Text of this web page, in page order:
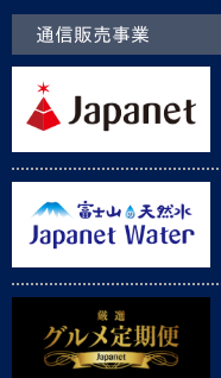
通信販売事業